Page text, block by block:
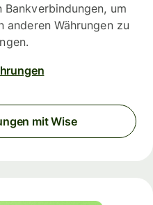
um
anderen Währungen zu
mit Wise